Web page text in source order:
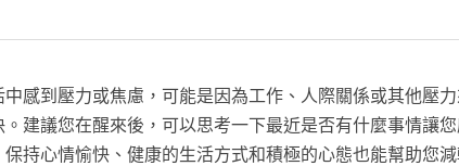
感到壓力或焦慮，可能是因為工作、人際關係或其他壓
建議您在醒來後，可以思考一下最近是否有什麼事情讓
持心情愉快、健康的生活方式和積極的心態也能幫助您減